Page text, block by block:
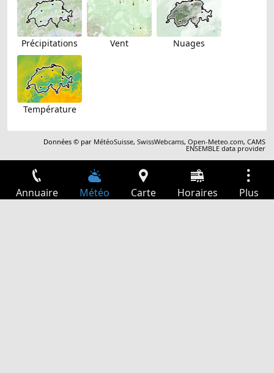
Précipitations Vent Nuages
Température
Données © par MétéoSuisse,SwissWebcams,Open-Meteo.com,CAMS
ENSEMBLE data provider
Annuaire Météo Carte Horaires Plus